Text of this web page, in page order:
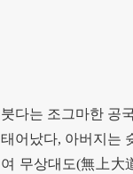
붓다는 조그마한 공
태어났다, 아버지는
여 무상대도(無上大